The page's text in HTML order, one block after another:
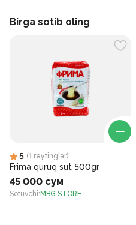
Birga sotib oling
5 (1 reytinglar)
Frima quruq sut 500gr
45 000 сум
Sotuvchi: MBG STORE